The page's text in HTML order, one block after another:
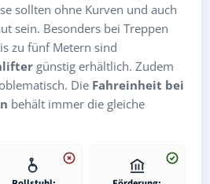
sollten ohne Kurven und auch
sein. Besonders bei Treppen
zu fünf Metern sind
günstig erhältlich. Zudem
Die Fahreinheit bei
behält immer die gleiche